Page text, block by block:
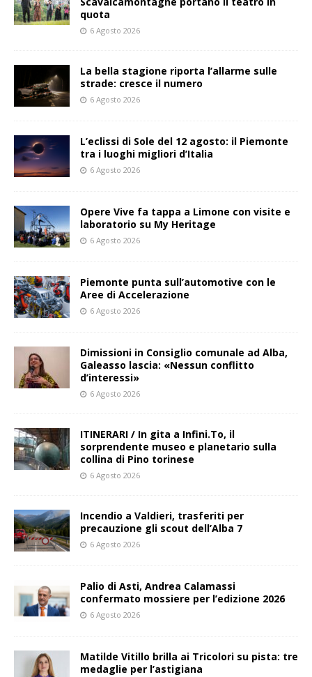
quota
6 Agosto 2026
La bella stagione riporta l’allarme sulle
strade: cresce il numero
6 Agosto 2026
L’eclissi di Sole del 12 agosto: il Piemonte
tra i luoghi migliori d’Italia
6 Agosto 2026
Opere Vive fa tappa a Limone con visite e
laboratorio su My Heritage
6 Agosto 2026
Piemonte punta sull’automotive con le
Aree di Accelerazione
6 Agosto 2026
Dimissioni in Consiglio comunale ad Alba,
Galeasso lascia: «Nessun conflitto
d’interessi»
6 Agosto 2026
ITINERARI / In gita a Infini.To, il
sorprendente museo e planetario sulla
collina di Pino torinese
6 Agosto 2026
Incendio a Valdieri, trasferiti per
precauzione gli scout dell’Alba 7
6 Agosto 2026
Palio di Asti, Andrea Calamassi
confermato mossiere per l’edizione 2026
6 Agosto 2026
Matilde Vitillo brilla ai Tricolori su pista: tre
medaglie per l’astigiana